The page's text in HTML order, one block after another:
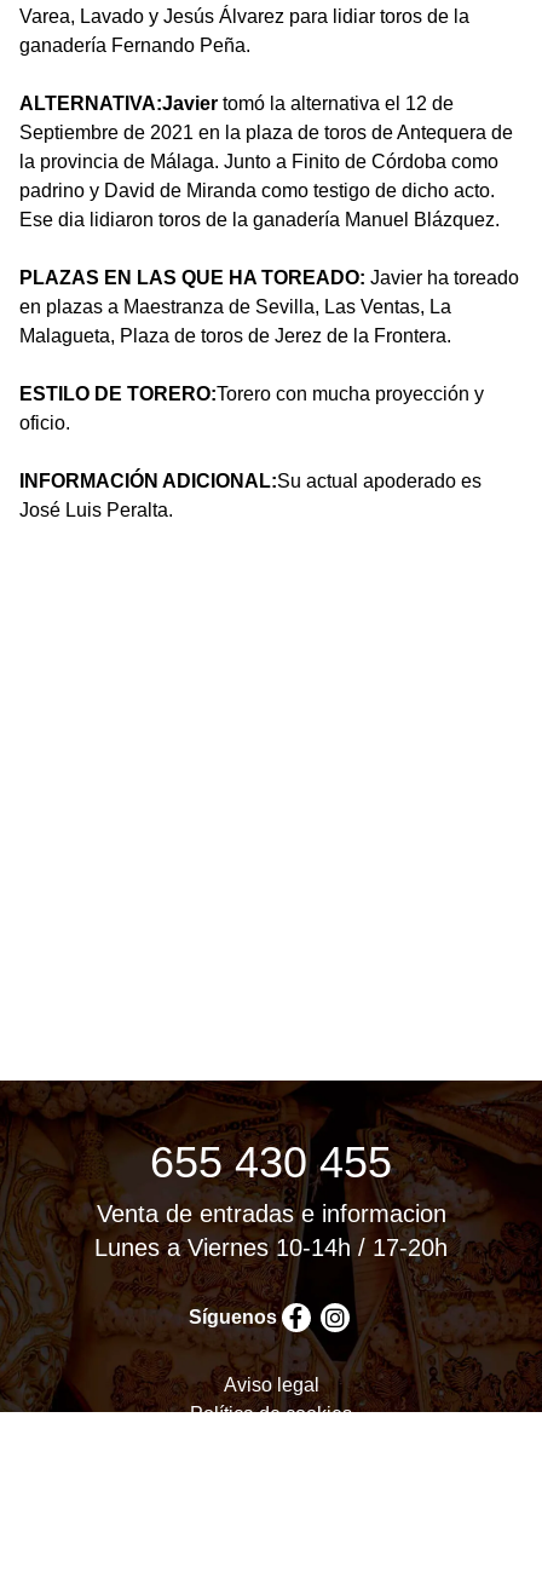
Varea, Lavado y Jesús Álvarez para lidiar toros de la
ganadería Fernando Peña.
ALTERNATIVA:Javier tomó la alternativa el 12 de
Septiembre de 2021 en la plaza de toros de Antequera de
la provincia de Málaga. Junto a Finito de Córdoba como
padrino y David de Miranda como testigo de dicho acto.
Ese dia lidiaron toros de la ganadería Manuel Blázquez.
PLAZAS EN LAS QUE HA TOREADO: Javier ha toreado
en plazas a Maestranza de Sevilla, Las Ventas, La
Malagueta, Plaza de toros de Jerez de la Frontera.
ESTILO DE TORERO:Torero con mucha proyección y
oficio.
INFORMACIÓN ADICIONAL:Su actual apoderado es
José Luis Peralta.
655 430 455
Venta de entradas e informacion
Lunes a Viernes 10-14h / 17-20h
Síguenos
Aviso legal
Política de cookies